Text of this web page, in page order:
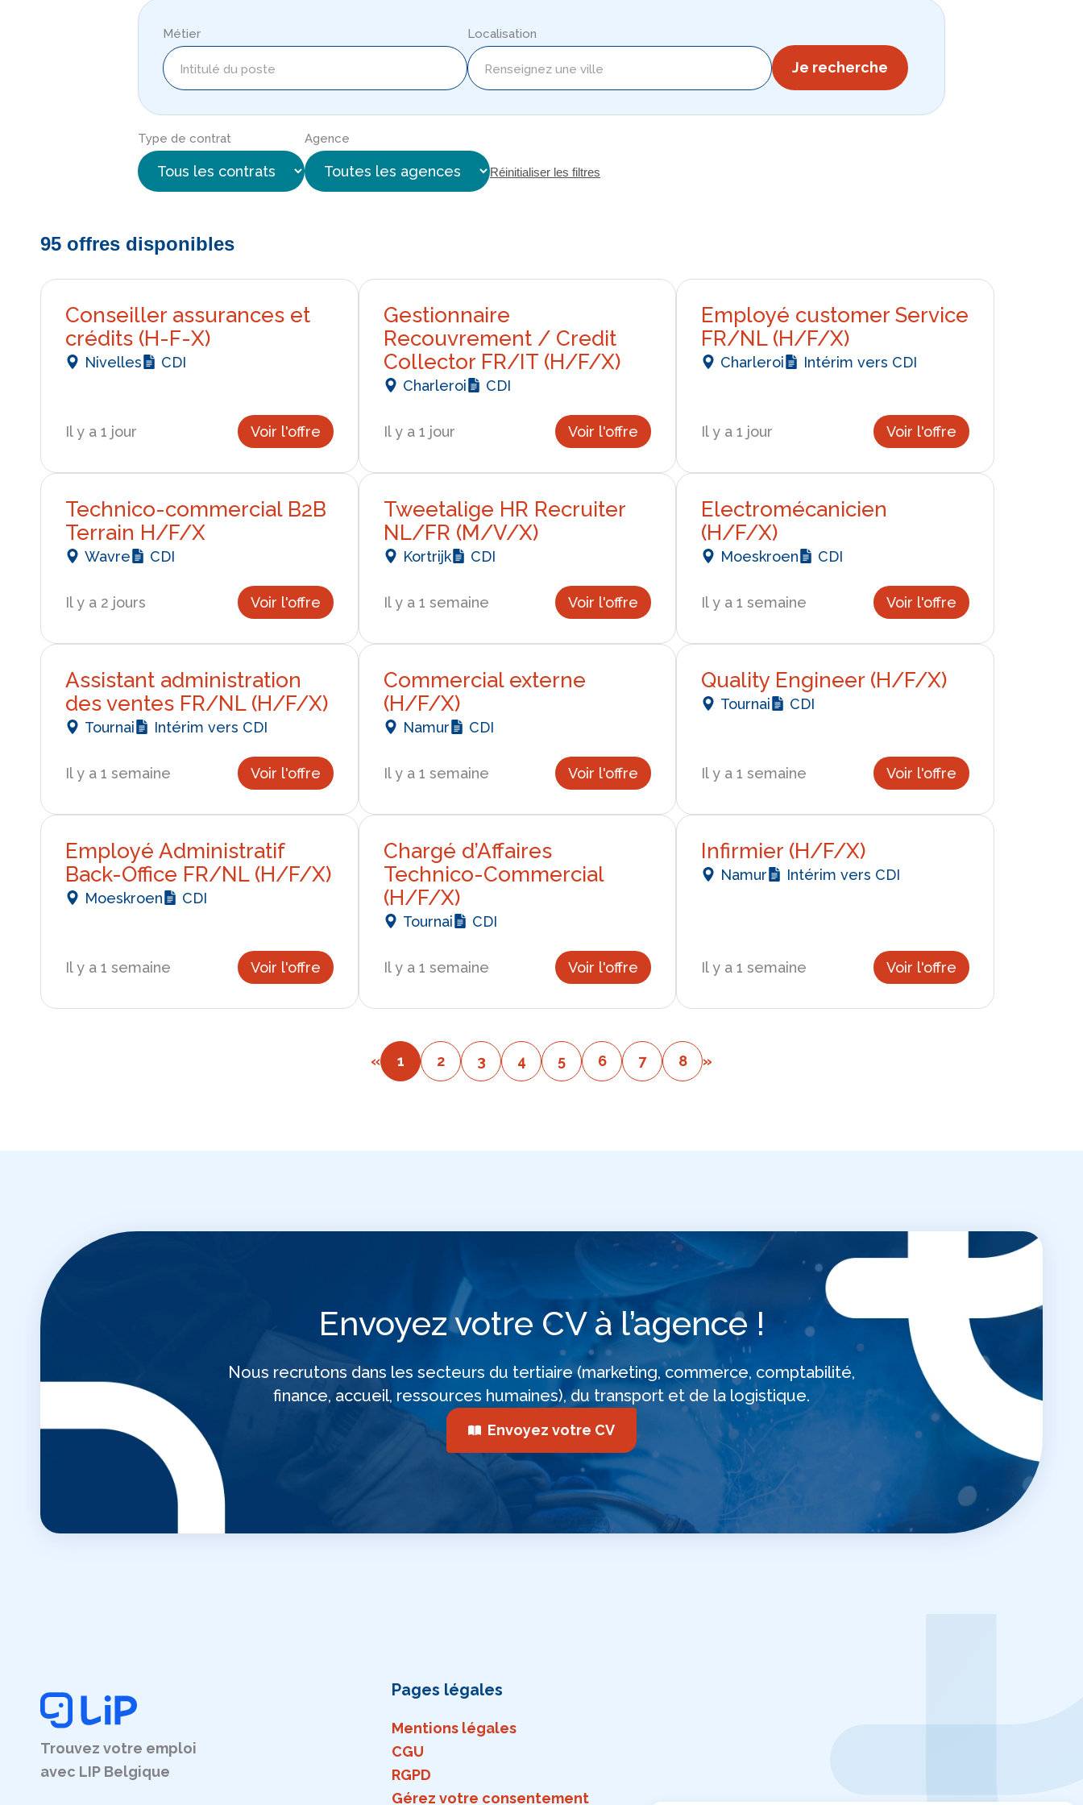
Métier Localisation
Je recherche
Type de contrat Agence
Réinitialiser les filtres
95 offres disponibles
Conseiller assurances et
crédits (H-F-X)
Nivelles CDI
Il y a 1 jour Voir l'offre
Gestionnaire
Recouvrement / Credit
Collector FR/IT (H/F/X)
Charleroi CDI
Il y a 1 jour Voir l'offre
Employé customer Service
FR/NL (H/F/X)
Charleroi Intérim vers CDI
Il y a 1 jour Voir l'offre
Technico-commercial B2B
Terrain H/F/X
Wavre CDI
Il y a 2 jours Voir l'offre
Tweetalige HR Recruiter
NL/FR (M/V/X)
Kortrijk CDI
Il y a 1 semaine Voir l'offre
Electromécanicien
(H/F/X)
Moeskroen CDI
Il y a 1 semaine Voir l'offre
Assistant administration
des ventes FR/NL (H/F/X)
Tournai Intérim vers CDI
Il y a 1 semaine Voir l'offre
Commercial externe
(H/F/X)
Namur CDI
Il y a 1 semaine Voir l'offre
Quality Engineer (H/F/X)
Tournai CDI
Il y a 1 semaine Voir l'offre
Employé Administratif
Back-Office FR/NL (H/F/X)
Moeskroen CDI
Il y a 1 semaine Voir l'offre
Chargé d’Affaires
Technico-Commercial
(H/F/X)
Tournai CDI
Il y a 1 semaine Voir l'offre
Infirmier (H/F/X)
Namur Intérim vers CDI
Il y a 1 semaine Voir l'offre
« 1 2 3 4 5 6 7 8 »
Envoyez votre CV à l’agence !
Nous recrutons dans les secteurs du tertiaire (marketing, commerce, comptabilité,
finance, accueil, ressources humaines), du transport et de la logistique.
Envoyez votre CV
Trouvez votre emploi
avec LIP Belgique
Pages légales
Mentions légales
CGU
RGPD
Gérez votre consentement